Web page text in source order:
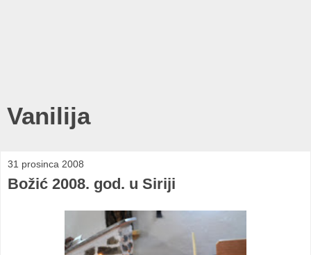
Vanilija
31 prosinca 2008
Božić 2008. god. u Siriji